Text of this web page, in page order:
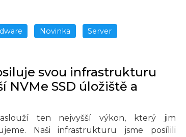
Novinka Server
svou infrastrukturu
NVMe SSD úložiště a
ten nejvyšší výkon, který jim
Naši infrastrukturu jsme posílili